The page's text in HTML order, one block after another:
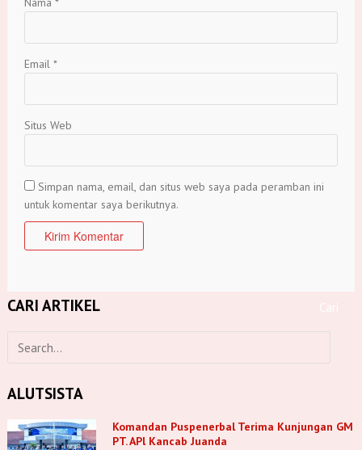
Email *
Situs Web
Simpan nama, email, dan situs web saya pada peramban ini
untuk komentar saya berikutnya.
CARI ARTIKEL
ALUTSISTA
Komandan Puspenerbal Terima Kunjungan GM
PT. APl Kancab Juanda